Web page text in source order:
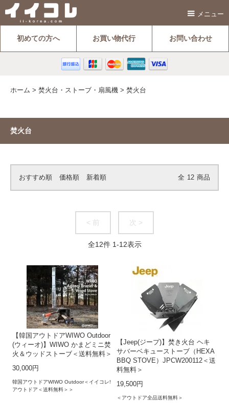
メニュー
初めての方へ お買い物代行 お問い合わせ
ホーム > 焚火台・ストーブ・扇風機 > 焚火台
焚火台
おすすめ順 価格順 新着順 全 12 商品
< 前 次 >
全12件 1-12表示
【韓国アウトドアWIWO Outdoor
(ウィーオ)】WIWO かまどミニ焚
火＆ウッドストーブ＜送料無料＞
30,000円
韓国アウトドアWIWO Outdoor＜イイコレ!
アウトドア＜送料無料＞＞
【Jeep(ジープ)】焚き火台 ヘキ
サバーベキューストーブ（HEXA
BBQ STOVE）JPCW200112＜送
料無料＞
19,500円
＜アウトドア全品送料無料＞